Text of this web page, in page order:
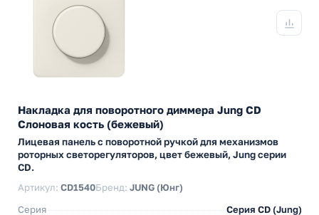
Накладка для поворотного диммера Jung CD
Слоновая кость (бежевый)
Лицевая панель с поворотной ручкой для механизмов
роторных светорегуляторов, цвет бежевый, Jung серии
CD.
Артикул: CD1540Бренд: JUNG (Юнг)
Серия
Серия CD (Jung)